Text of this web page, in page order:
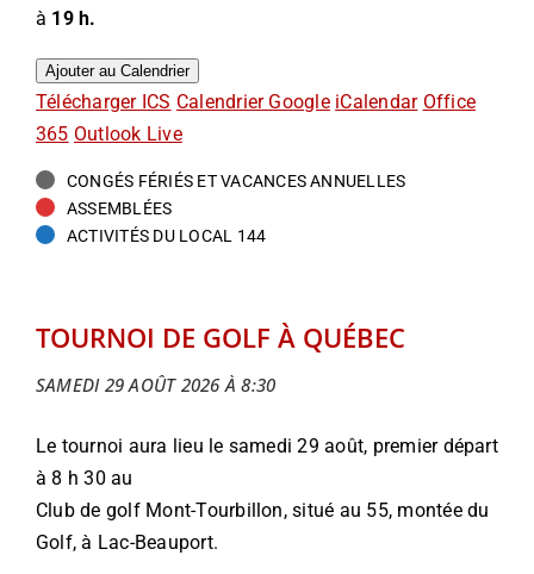
TOURNOI DE GOLF À QUÉBEC
SAMEDI 29 AOÛT 2026 À 8:30
Le tournoi aura lieu le samedi 29 août, premier départ
à 8 h 30 au
Club de golf Mont-Tourbillon, situé au 55, montée du
Golf, à Lac-Beauport.
à 19 h.
Ajouter au Calendrier
Télécharger ICS Calendrier Google iCalendar Office
365 Outlook Live
CONGÉS FÉRIÉS ET VACANCES ANNUELLES
ASSEMBLÉES
ACTIVITÉS DU LOCAL 144